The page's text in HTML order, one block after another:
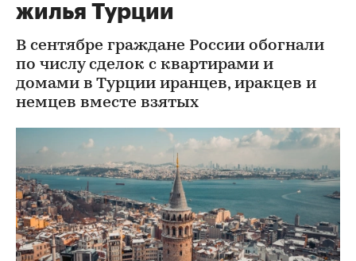
жилья Турции
В сентябре граждане России обогнали
по числу сделок с квартирами и
домами в Турции иранцев, иракцев и
немцев вместе взятых